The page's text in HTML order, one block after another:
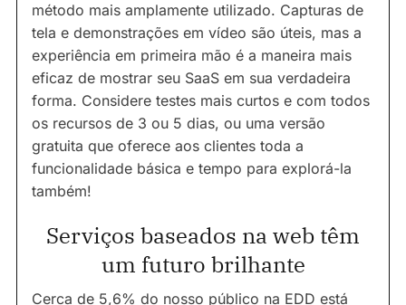
método mais amplamente utilizado. Capturas de
tela e demonstrações em vídeo são úteis, mas a
experiência em primeira mão é a maneira mais
eficaz de mostrar seu SaaS em sua verdadeira
forma. Considere testes mais curtos e com todos
os recursos de 3 ou 5 dias, ou uma versão
gratuita que oferece aos clientes toda a
funcionalidade básica e tempo para explorá-la
também!
Serviços baseados na web têm
um futuro brilhante
Cerca de 5,6% do nosso público na EDD está